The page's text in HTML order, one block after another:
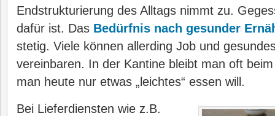
Endstrukturierung des Alltags nimmt zu.
dafür ist. Das Bedürfnis nach gesunder
stetig. Viele können allerding Job und
vereinbaren. In der Kantine bleibt man oft
man heute nur etwas „leichtes“ essen will.
Bei Lieferdiensten wie z.B.